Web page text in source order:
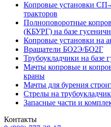
Копровые установки СП-
тракторов
Полноповоротные
(КБУРГ) на базе
Копровые установки на
Вращатели БО2Э/БО2Г
Трубоукладчики на базе
Мачты копровые и
краны
Мачты для бурения
Стрелы на
Запасные части и
Контакты